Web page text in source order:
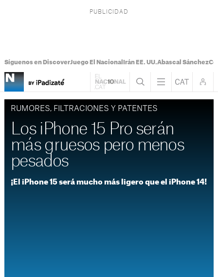
Síguenos en DiscoverJuego El Nacional Irán EE. UU.Abascal Sánchez
RUMORES, FILTRACIONES Y PATENTES
Los iPhone 15 Pro serán
más gruesos pero menos
pesados
¡El iPhone 15 será mucho más ligero que el iPhone 14!